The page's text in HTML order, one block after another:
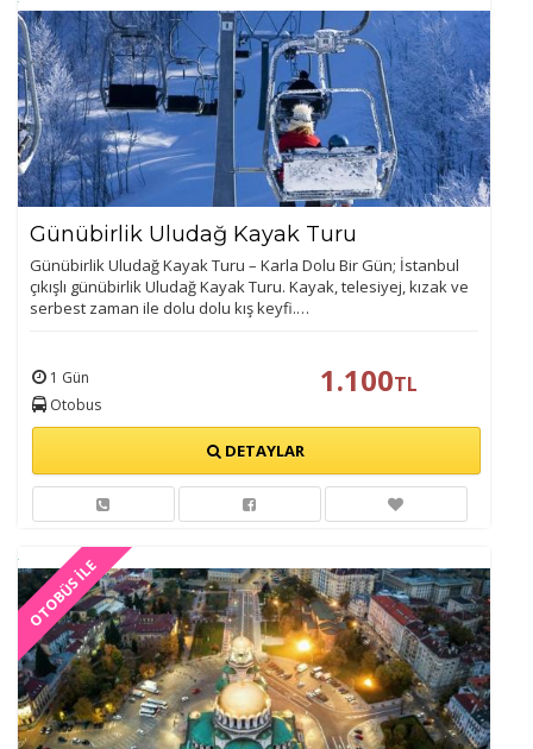
Günübirlik Uludağ Kayak Turu
Günübirlik Uludağ Kayak Turu – Karla Dolu Bir Gün; İstanbul
çıkışlı günübirlik Uludağ Kayak Turu. Kayak, telesiyej, kızak ve
serbest zaman ile dolu dolu kış keyfi.…
1 Gün
Otobus
1.100TL
DETAYLAR
OTOBÜS İLE